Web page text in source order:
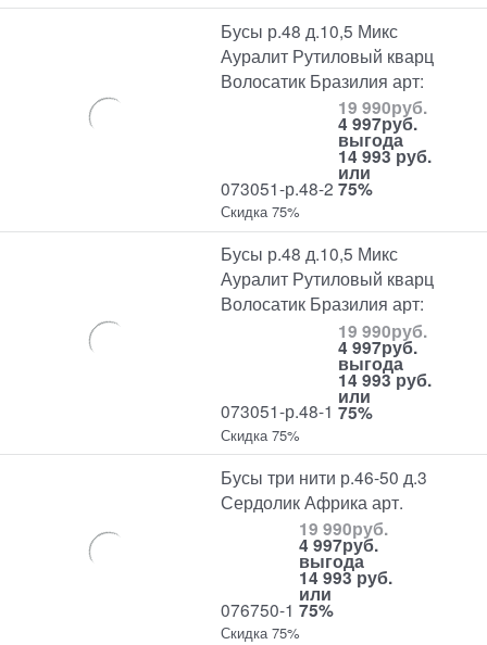
Бусы р.48 д.10,5 Микс
Ауралит Рутиловый кварц
Волосатик Бразилия арт:
073051-р.48-2
19 990руб.
4 997руб.
выгода
14 993 руб.
или
75%
Скидка 75%
Бусы р.48 д.10,5 Микс
Ауралит Рутиловый кварц
Волосатик Бразилия арт:
073051-р.48-1
19 990руб.
4 997руб.
выгода
14 993 руб.
или
75%
Скидка 75%
Бусы три нити р.46-50 д.3
Сердолик Африка арт.
076750-1
19 990руб.
4 997руб.
выгода
14 993 руб.
или
75%
Скидка 75%